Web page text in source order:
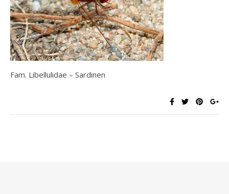
Fam. Libellulidae – Sardinen